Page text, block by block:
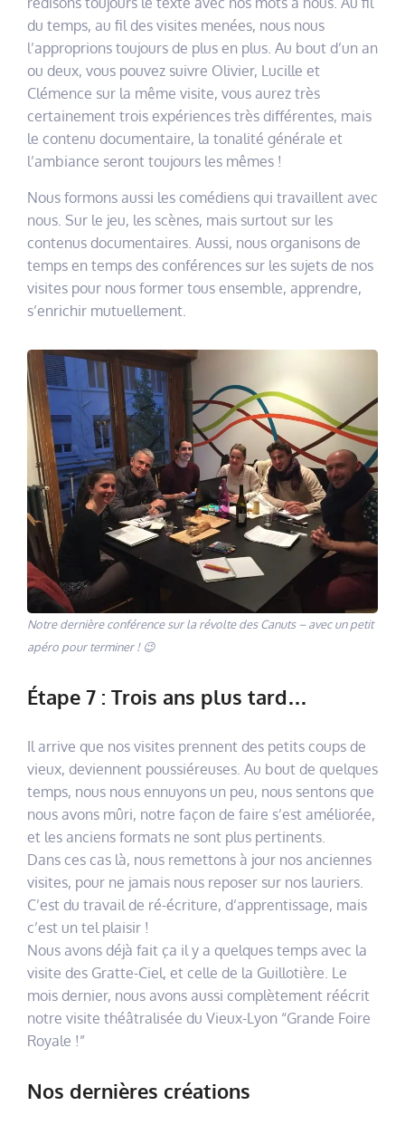
du temps, au fil des visites menées, nous nous
l’approprions toujours de plus en plus. Au bout d’un an
ou deux, vous pouvez suivre Olivier, Lucille et
Clémence sur la même visite, vous aurez très
certainement trois expériences très différentes, mais
le contenu documentaire, la tonalité générale et
l’ambiance seront toujours les mêmes !
Nous formons aussi les comédiens qui travaillent avec
nous. Sur le jeu, les scènes, mais surtout sur les
contenus documentaires. Aussi, nous organisons de
temps en temps des conférences sur les sujets de nos
visites pour nous former tous ensemble, apprendre,
s’enrichir mutuellement.
Notre dernière conférence sur la révolte des Canuts – avec un petit
apéro pour terminer ! 😉
Étape 7 : Trois ans plus tard…
Il arrive que nos visites prennent des petits coups de
vieux, deviennent poussiéreuses. Au bout de quelques
temps, nous nous ennuyons un peu, nous sentons que
nous avons mûri, notre façon de faire s’est améliorée,
et les anciens formats ne sont plus pertinents.
Dans ces cas là, nous remettons à jour nos anciennes
visites, pour ne jamais nous reposer sur nos lauriers.
C’est du travail de ré-écriture, d’apprentissage, mais
c’est un tel plaisir !
Nous avons déjà fait ça il y a quelques temps avec la
visite des Gratte-Ciel, et celle de la Guillotière. Le
mois dernier, nous avons aussi complètement réécrit
notre visite théâtralisée du Vieux-Lyon “Grande Foire
Royale !”
Nos dernières créations